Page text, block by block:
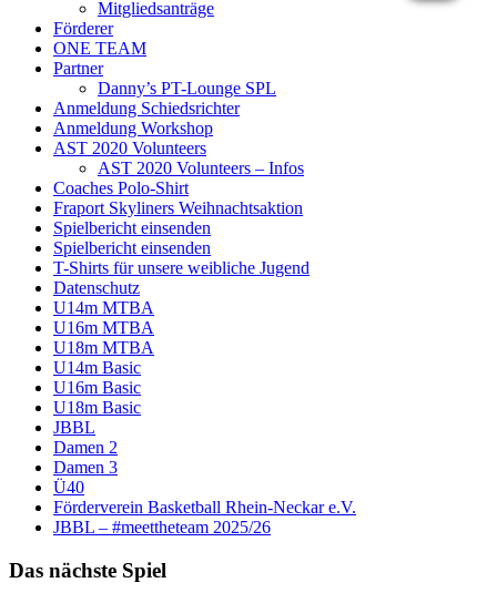
Mitgliedsanträge
Förderer
ONE TEAM
Partner
Danny’s PT-Lounge SPL
Anmeldung Schiedsrichter
Anmeldung Workshop
AST 2020 Volunteers
AST 2020 Volunteers – Infos
Coaches Polo-Shirt
Fraport Skyliners Weihnachtsaktion
Spielbericht einsenden
Spielbericht einsenden
T-Shirts für unsere weibliche Jugend
Datenschutz
U14m MTBA
U16m MTBA
U18m MTBA
U14m Basic
U16m Basic
U18m Basic
JBBL
Damen 2
Damen 3
Ü40
Förderverein Basketball Rhein-Neckar e.V.
JBBL – #meettheteam 2025/26
Das nächste Spiel